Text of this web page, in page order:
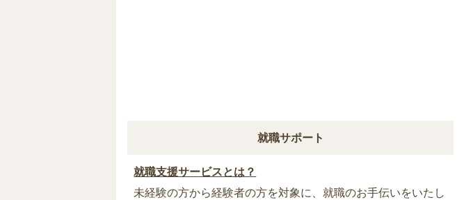
就職サポート
就職支援サービスとは？
未経験の方から経験者の方を対象に、就職のお手伝いをいたし